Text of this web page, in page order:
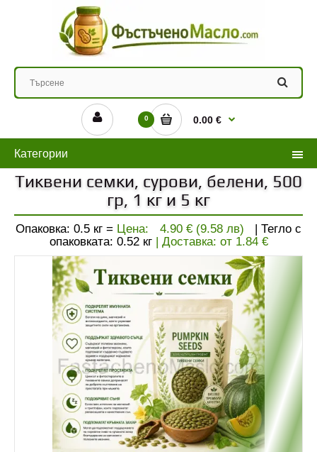
0 0.00 €
Категории
Тиквени семки, сурови, белени, 500
гр, 1 кг и 5 кг
Опаковка: 0.5 кг = Цена: 4.90 € (9.58 лв)
| Тегло с
опаковката: 0.52кг | Доставка: от 1.84€